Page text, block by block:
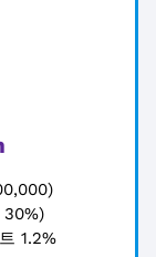
1.2%